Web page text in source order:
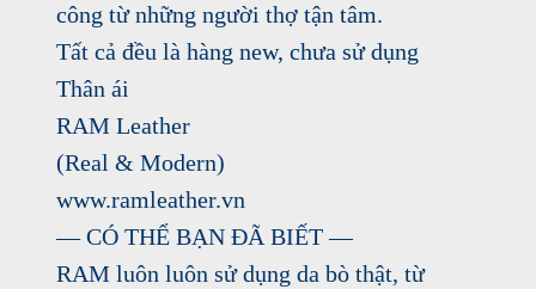
công từ những người thợ tận tâm.
Tất cả đều là hàng new, chưa sử dụng
Thân ái
RAM Leather
(Real & Modern)
www.ramleather.vn
— CÓ THỂ BẠN ĐÃ BIẾT —
RAM luôn luôn sử dụng da bò thật, từ